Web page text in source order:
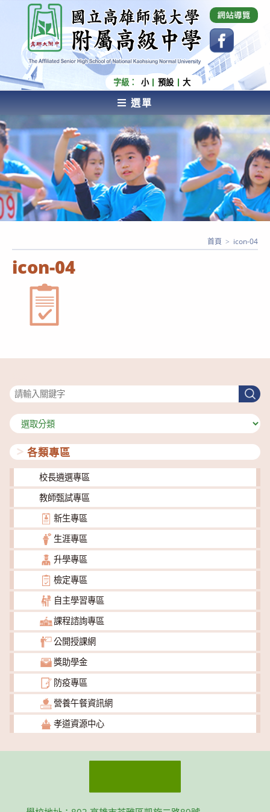
內
容
國立高雄師範大學附屬高級中學 Affiliated Senior
High School of National Kaohsiung Normal
University
字級： 小 預設 大
選單
AFFILIATED SENIOR HIGH SCHOOL OF NATIONAL
KAOHSIUNG NORMAL UNIVERSITY
icon-04
首頁 > icon-04
搜
尋
分
類
各類專區
校長遴選專區
教師甄試專區
新生專區
生涯專區
升學專區
檢定專區
自主學習專區
課程諮詢專區
公開授課網
獎助學金
防疫專區
營養午餐資訊網
孝道資源中心